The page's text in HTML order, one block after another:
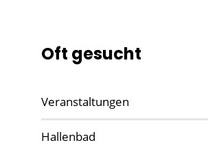
Oft gesucht
Veranstaltungen
Hallenbad